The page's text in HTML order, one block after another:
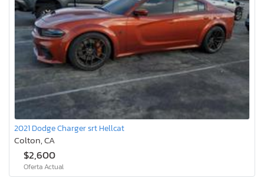
2021 Dodge Charger srt Hellcat
Colton, CA
$2,600
Oferta Actual